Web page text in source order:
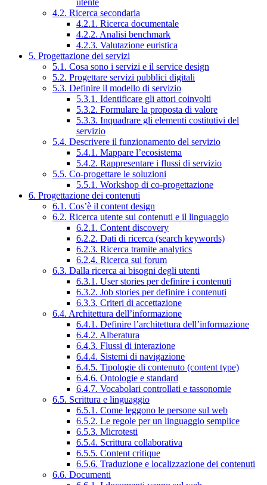
utente
4.2. Ricerca secondaria
4.2.1. Ricerca documentale
4.2.2. Analisi benchmark
4.2.3. Valutazione euristica
5. Progettazione dei servizi
5.1. Cosa sono i servizi e il service design
5.2. Progettare servizi pubblici digitali
5.3. Definire il modello di servizio
5.3.1. Identificare gli attori coinvolti
5.3.2. Formulare la proposta di valore
5.3.3. Inquadrare gli elementi costitutivi del
servizio
5.4. Descrivere il funzionamento del servizio
5.4.1. Mappare l’ecosistema
5.4.2. Rappresentare i flussi di servizio
5.5. Co-progettare le soluzioni
5.5.1. Workshop di co-progettazione
6. Progettazione dei contenuti
6.1. Cos’è il content design
6.2. Ricerca utente sui contenuti e il linguaggio
6.2.1. Content discovery
6.2.2. Dati di ricerca (search keywords)
6.2.3. Ricerca tramite analytics
6.2.4. Ricerca sui forum
6.3. Dalla ricerca ai bisogni degli utenti
6.3.1. User stories per definire i contenuti
6.3.2. Job stories per definire i contenuti
6.3.3. Criteri di accettazione
6.4. Architettura dell’informazione
6.4.1. Definire l’architettura dell’informazione
6.4.2. Alberatura
6.4.3. Flussi di interazione
6.4.4. Sistemi di navigazione
6.4.5. Tipologie di contenuto (content type)
6.4.6. Ontologie e standard
6.4.7. Vocabolari controllati e tassonomie
6.5. Scrittura e linguaggio
6.5.1. Come leggono le persone sul web
6.5.2. Le regole per un linguaggio semplice
6.5.3. Microtesti
6.5.4. Scrittura collaborativa
6.5.5. Content critique
6.5.6. Traduzione e localizzazione dei contenuti
6.6. Documenti